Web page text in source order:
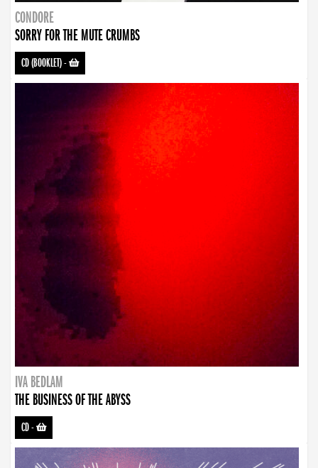
CONDORE
SORRY FOR THE MUTE CRUMBS
CD (BOOKLET)-
IVA BEDLAM
THE BUSINESS OF THE ABYSS
CD-